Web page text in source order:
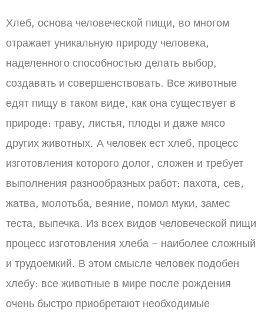
Хлеб, основа человеческой пищи, во многом
отражает уникальную природу человека,
наделенного способностью делать выбор,
создавать и совершенствовать. Все животные
едят пищу в таком виде, как она существует в
природе: траву, листья, плоды и даже мясо
других животных. А человек ест хлеб, процесс
изготовления которого долог, сложен и требует
выполнения разнообразных работ: пахота, сев,
жатва, молотьба, веяние, помол муки, замес
теста, выпечка. Из всех видов человеческой пищи
процесс изготовления хлеба – наиболее сложный
и трудоемкий. В этом смысле человек подобен
хлебу: все животные в мире после рождения
очень быстро приобретают необходимые